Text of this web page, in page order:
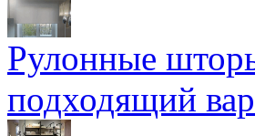
Рулонные
подходящий